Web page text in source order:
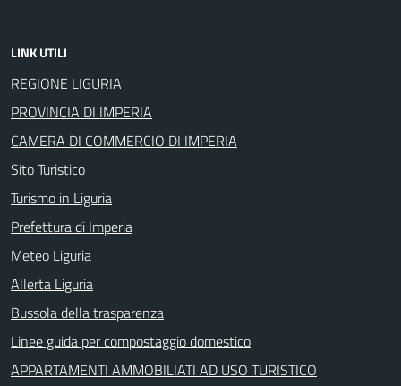
LINK UTILI
REGIONE LIGURIA
PROVINCIA DI IMPERIA
CAMERA DI COMMERCIO DI IMPERIA
Sito Turistico
Turismo in Liguria
Prefettura di Imperia
Meteo Liguria
Allerta Liguria
Bussola della trasparenza
Linee guida per compostaggio domestico
APPARTAMENTI AMMOBILIATI AD USO TURISTICO